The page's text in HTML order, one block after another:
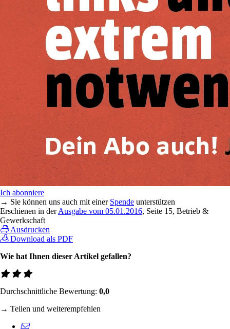
Ich abonniere
→ Sie können uns auch mit einer Spende unterstützen
Erschienen in derAusgabe vom 05.01.2016, Seite 15, Betrieb &
Gewerkschaft
Ausdrucken
Download als PDF
Wie hat Ihnen dieser Artikel gefallen?
Durchschnittliche Bewertung: 0,0
→ Teilen und weiterempfehlen